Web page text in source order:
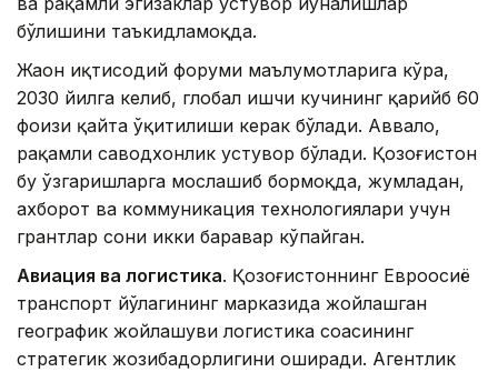
бўлишини таъкидламоқда.
Жаҳон иқтисодий форуми маълумотларига кўра,
2030 йилга келиб, глобал ишчи кучининг қарийб 60
фоизи қайта ўқитилиши керак бўлади. Аввало,
рақамли саводхонлик устувор бўлади. Қозоғистон
бу ўзгаришларга мослашиб бормоқда, жумладан,
ахборот ва коммуникация технологиялари учун
грантлар сони икки баравар кўпайган.
Авиация ва логистика. Қозоғистоннинг Евроосиё
транспорт йўлагининг марказида жойлашган
географик жойлашуви логистика соҳасининг
стратегик жозибадорлигини оширади. Агентлик